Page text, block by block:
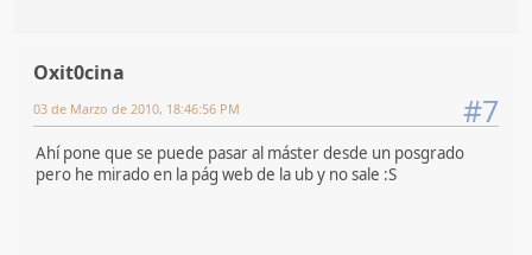
Oxit0cina
#7
03 de Marzo de 2010, 18:46:56 PM
Ahí pone que se puede pasar al máster desde un posgrado
pero he mirado en la pág web de la ub y no sale :S